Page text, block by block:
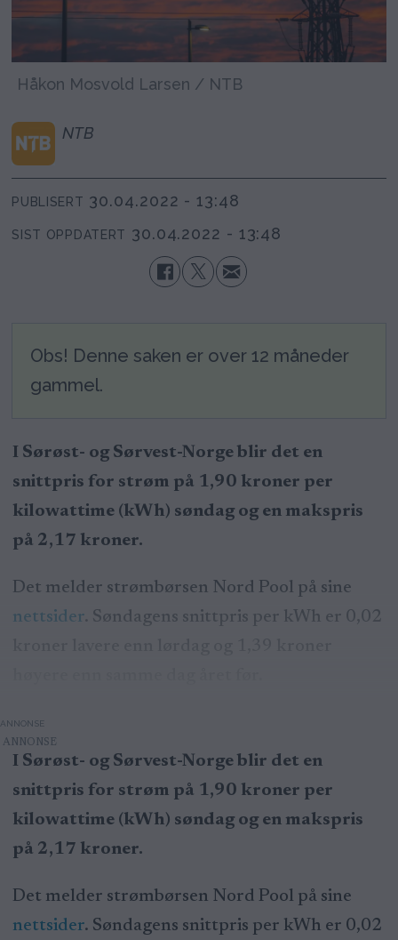
Håkon Mosvold Larsen / NTB
NTB
PUBLISERT 30.04.2022 - 13:48
SIST OPPDATERT 30.04.2022 - 13:48
Obs! Denne saken er over 12 måneder
gammel.
I Sørøst- og Sørvest-Norge blir det en
snittpris for strøm på 1,90 kroner per
kilowattime (kWh) søndag og en makspris
på 2,17 kroner.
Det melder strømbørsen Nord Pool på sine
nettsider. Søndagens snittpris per kWh er 0,02
ANNONSE
I Sørøst- og Sørvest-Norge blir det en
snittpris for strøm på 1,90 kroner per
kilowattime (kWh) søndag og en makspris
på 2,17 kroner.
Det melder strømbørsen Nord Pool på sine
nettsider. Søndagens snittpris per kWh er 0,02